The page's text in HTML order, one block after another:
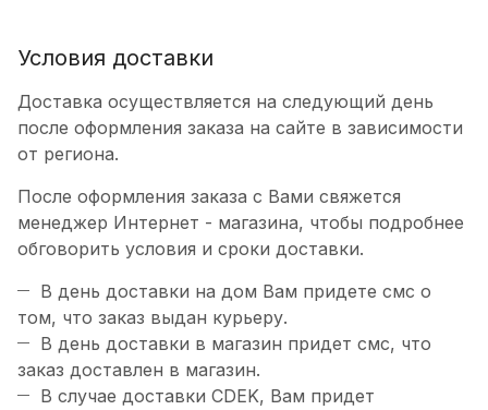
Условия доставки
Доставка осуществляется на следующий день
после оформления заказа на сайте в зависимости
от региона.
После оформления заказа с Вами свяжется
менеджер Интернет - магазина, чтобы подробнее
обговорить условия и сроки доставки.
В день доставки на дом Вам придете смс о
том, что заказ выдан курьеру.
В день доставки в магазин придет смс, что
заказ доставлен в магазин.
В случае доставки CDEK, Вам придет